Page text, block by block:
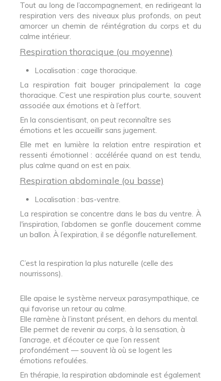
Tout au long de l’accompagnement, en redirigeant la
respiration vers des niveaux plus profonds, on peut
amorcer un chemin de réintégration du corps et du
calme intérieur.
Respiration thoracique (ou moyenne)
Localisation : cage thoracique.
La respiration fait bouger principalement la cage
thoracique. C’est une respiration plus courte, souvent
associée aux émotions et à l’effort.
En la conscientisant, on peut reconnaître ses
émotions et les accueillir sans jugement.
Elle met en lumière la relation entre respiration et
ressenti émotionnel : accélérée quand on est tendu,
plus calme quand on est en paix.
Respiration abdominale (ou basse)
Localisation : bas-ventre.
La respiration se concentre dans le bas du ventre. À
l'inspiration, l’abdomen se gonfle doucement comme
un ballon. À l’expiration, il se dégonfle naturellement.
C’est la respiration la plus naturelle (celle des
nourrissons).
Elle apaise le système nerveux parasympathique, ce
qui favorise un retour au calme.
Elle ramène à l’instant présent, en dehors du mental.
Elle permet de revenir au corps, à la sensation, à
l’ancrage, et d’écouter ce que l’on ressent
profondément — souvent là où se logent les
émotions refoulées.
En thérapie, la respiration abdominale est également